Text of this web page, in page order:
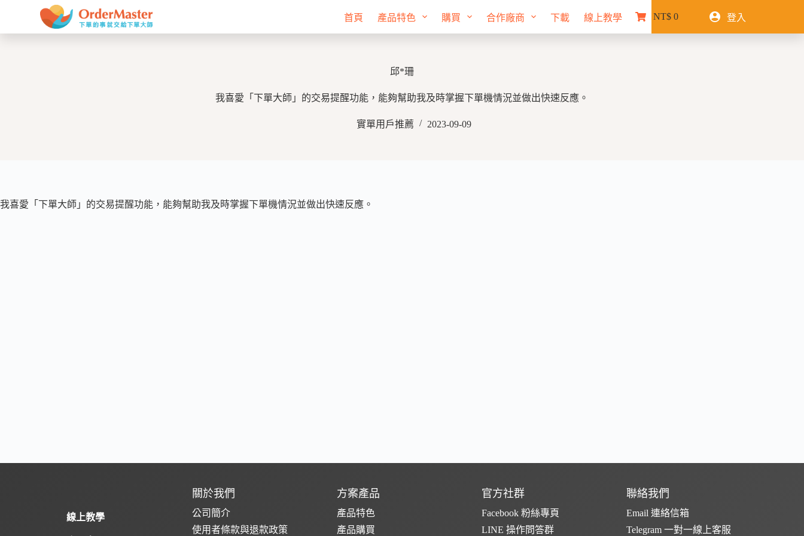
首頁 產品特色 購買 合作廠商 下載 線上教學
購
NT$0 登入
邱*珊
我喜愛「下單大師」的交易提醒功能，能夠幫助我及時掌握下單機情況並做出快速反應。
實單用戶推薦 2023-09-09
我喜愛「下單大師」的交易提醒功能，能夠幫助我及時掌握下單機情況並做出快速反應。
線上教學
關於我們
公司簡介
使用者條款與退款政策
方案產品
產品特色
產品購買
官方社群
Facebook 粉絲專頁
LINE 操作問答群
聯絡我們
Email 連絡信箱
Telegram 一對一線上客服